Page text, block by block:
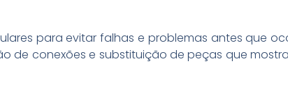
para evitar falhas e problemas antes que
de conexões e substituição de peças que